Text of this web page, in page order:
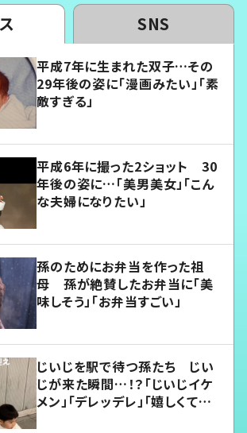
SNS
平成7年に生まれた双子…その
29年後の姿に「漫画みたい」「素
敵すぎる」
平成6年に撮った2ショット 30
年後の姿に…「美男美女」「こん
な夫婦になりたい」
孫のためにお弁当を作った祖
母 孫が絶賛したお弁当に「美
味しそう」「お弁当すごい」
じいじを駅で待つ孫たち じい
じが来た瞬間…！？「じいじイケ
メン」「デレッデレ」「嬉しくて可